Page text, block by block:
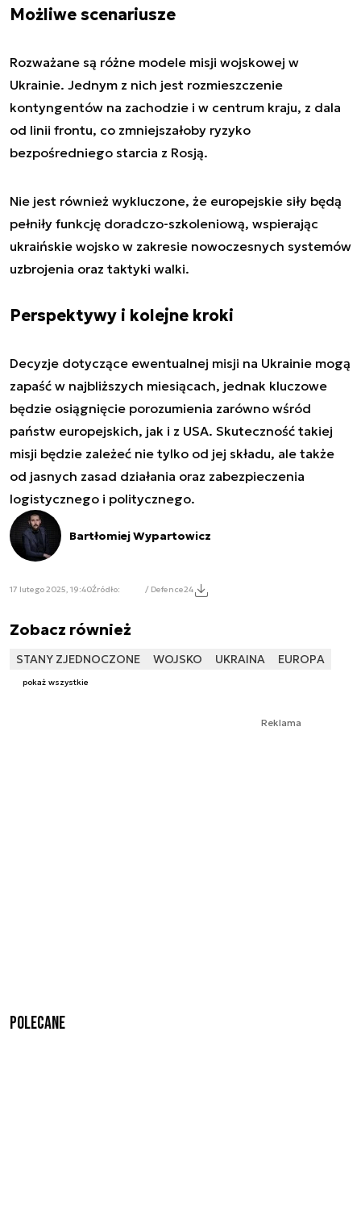
Możliwe scenariusze
Rozważane są różne modele misji wojskowej w
Ukrainie. Jednym z nich jest rozmieszczenie
kontyngentów na zachodzie i w centrum kraju, z dala
od linii frontu, co zmniejszałoby ryzyko
bezpośredniego starcia z Rosją.
Nie jest również wykluczone, że europejskie siły będą
pełniły funkcję doradczo-szkoleniową, wspierając
ukraińskie wojsko w zakresie nowoczesnych systemów
uzbrojenia oraz taktyki walki.
Perspektywy i kolejne kroki
Decyzje dotyczące ewentualnej misji na Ukrainie mogą
zapaść w najbliższych miesiącach, jednak kluczowe
będzie osiągnięcie porozumienia zarówno wśród
państw europejskich, jak i z USA. Skuteczność takiej
misji będzie zależeć nie tylko od jej składu, ale także
od jasnych zasad działania oraz zabezpieczenia
logistycznego i politycznego.
Bartłomiej Wypartowicz
17 lutego 2025, 19:40Źródło: / Defence24
Zobacz również
STANY ZJEDNOCZONE WOJSKO UKRAINA EUROPA
pokaż wszystkie
Reklama
Polecane